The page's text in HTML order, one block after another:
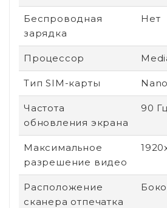
Беспроводная
зарядка
Нет
Процессор
Тип SIM-карты
Частота
обновления экрана
90 Гц
Максимальное
разрешение видео
Расположение
сканера отпечатка